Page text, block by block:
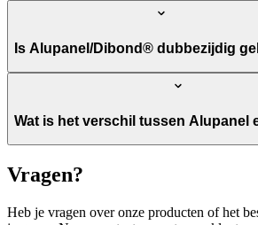
Is Alupanel/Dibond® dubbezijdig
Wat is het verschil tussen Alupanel
Vragen?
Heb je vragen over onze producten of het